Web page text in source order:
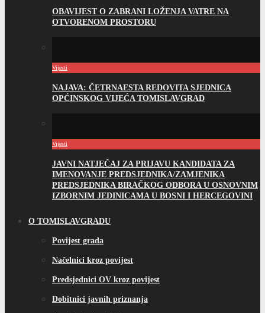
OBAVIJEST O ZABRANI LOŽENJA VATRE NA
OTVORENOM PROSTORU
Vijesti
NAJAVA: ČETRNAESTA REDOVITA SJEDNICA
OPĆINSKOG VIJEĆA TOMISLAVGRAD
Vijesti
JAVNI NATJEČAJ ZA PRIJAVU KANDIDATA ZA
IMENOVANJE PREDSJEDNIKA/ZAMJENIKA
PREDSJEDNIKA BIRAČKOG ODBORA U OSNOVNIM
IZBORNIM JEDINICAMA U BOSNI I HERCEGOVINI
O TOMISLAVGRADU
Povijest grada
Načelnici kroz povijest
Predsjednici OV kroz povijest
Dobitnici javnih priznanja